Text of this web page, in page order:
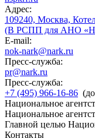
Адрес:
109240, Москва,
(В РСПП для АНО
E-mail:
nok-nark@nark.ru
Пресс-служба:
pr@nark.ru
Пресс-служба:
+7 (495) 966-16-86
Национальное
Национальное
Главной целью
Контакты